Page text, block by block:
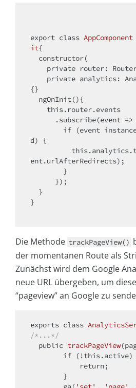
export class AppComponent
it{
private router:
private analytics:
{}
this.router.events
if (event
d) {
this
ent.urlAfterRedirects);
}
Die Methode trackPageView()
der momentanen Route als
Zunächst wird dem Google
neue URL übergeben, um
“pageview” an Google zu
exports class
/*...*/
public trackPageView
if (! this.active)
return;